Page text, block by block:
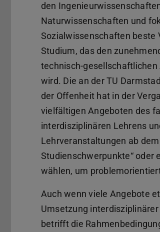
den
Naturwissenschaften und
Sozialwissenschaften beste
Studium, das den
technisch-gesellschaftlichen
wird. Die an der TU
der Offenheit hat in der
vielfältigen Angeboten des
interdisziplinären Lehrens
Lehrveranstaltungen ab
Studienschwerpunkte“ oder
wählen, um
Auch wenn viele Angebote
Umsetzung
betrifft die